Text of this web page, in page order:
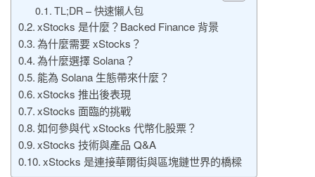
TL;DR – 快速懶人包
xStocks 是什麼？Backed Finance 背景
為什麼需要 xStocks？
為什麼選擇 Solana？
能為 Solana 生態帶來什麼？
xStocks 推出後表現
xStocks 面臨的挑戰
如何參與代 xStocks 代幣化股票？
xStocks 技術與產品 Q&A
xStocks 是連接華爾街與區塊鏈世界的橋樑